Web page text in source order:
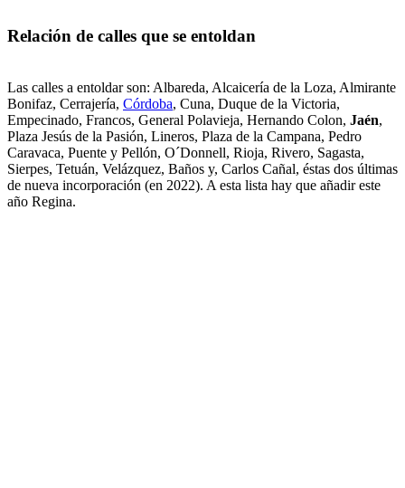
Relación de calles que se entoldan
Las calles a entoldar son: Albareda, Alcaicería de la Loza, Almirante
Bonifaz, Cerrajería, Córdoba, Cuna, Duque de la Victoria,
Empecinado, Francos, General Polavieja, Hernando Colon, Jaén,
Plaza Jesús de la Pasión, Lineros, Plaza de la Campana, Pedro
Caravaca, Puente y Pellón, O´Donnell, Rioja, Rivero, Sagasta,
Sierpes, Tetuán, Velázquez, Baños y, Carlos Cañal, éstas dos últimas
de nueva incorporación (en 2022). A esta lista hay que añadir este
año Regina.